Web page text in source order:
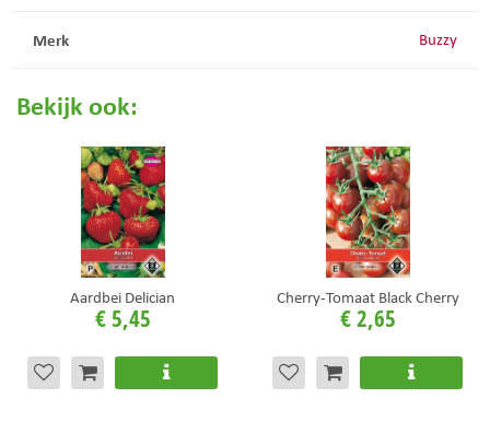
Merk Buzzy
Bekijk ook:
Aardbei Delician
€ 5,45
Cherry-Tomaat Black Cherry
€2,65